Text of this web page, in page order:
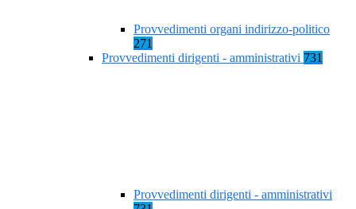
Provvedimenti organi indirizzo-politico
271
Provvedimenti dirigenti - amministrativi 731
Provvedimenti dirigenti - amministrativi